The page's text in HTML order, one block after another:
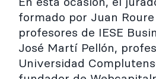
formado por Juan
profesores de IESE
José Martí Pellón,
Universidad